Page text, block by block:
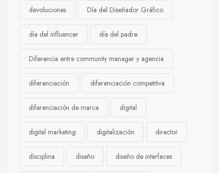
devoluciones Día del Diseñador Gráfico
día del influencer día del padre
Diferencia entre community manager y agencia
diferenciación diferenciación competitiva
diferenciación de marca digital
digital marketing digitalización director
disciplina diseño diseño de interfaces